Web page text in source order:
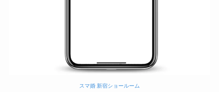
スマ婚 新宿ショールーム